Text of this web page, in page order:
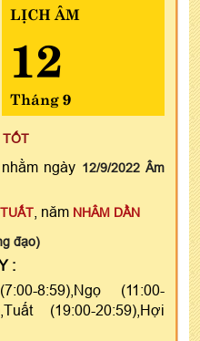
LỊCH ÂM
12
Tháng 9
TỐT
ngày 12/9/2022 Âm
, năm NHÂM DẦN
đạo)
:
8:59),Ngọ (11:00-
(19:00-20:59),Hợi